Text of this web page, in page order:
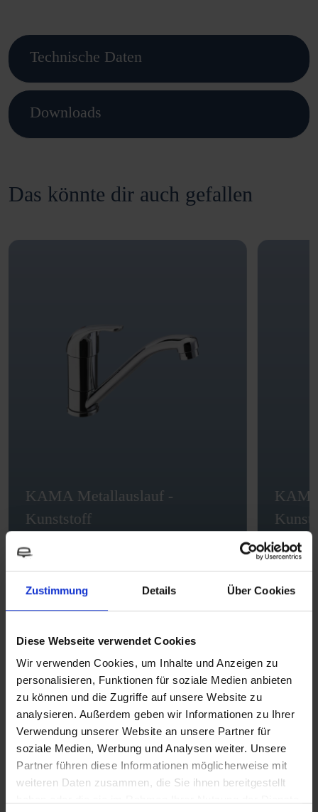
Zustimmung Details Über Cookies
Diese Webseite verwendet Cookies
Wir verwenden Cookies, um Inhalte und Anzeigen zu
personalisieren, Funktionen für soziale Medien anbieten
zu können und die Zugriffe auf unsere Website zu
analysieren. Außerdem geben wir Informationen zu Ihrer
Verwendung unserer Website an unsere Partner für
soziale Medien, Werbung und Analysen weiter. Unsere
Partner führen diese Informationen möglicherweise mit
weiteren Daten zusammen, die Sie ihnen bereitgestellt
Technische Daten
Downloads
Das könnte dir auch gefallen
KAMA Metallauslauf -
Kunststoff
MEHR ERFAHREN
Vergleich ausgewählter Produkte